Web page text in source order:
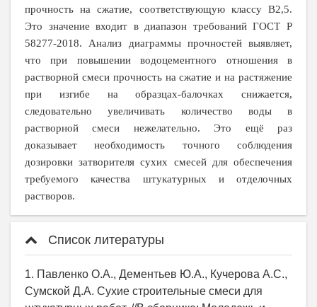
прочность на сжатие, соответствующую классу В2,5.
Это значение входит в диапазон требований ГОСТ Р
58277-2018. Анализ диаграммы прочностей выявляет,
что при повышении водоцементного отношения в
растворной смеси прочность на сжатие и на растяжение
при изгибе на образцах-балочках снижается,
следовательно увеличивать количество воды в
растворной смеси нежелательно. Это ещё раз
доказывает необходимость точного соблюдения
дозировки затворителя сухих смесей для обеспечения
требуемого качества штукатурных и отделочных
растворов.
Список литературы
1. Павленко О.А., Дементьев Ю.А., Кучерова А.С.,
Сумской Д.А. Сухие строительные смеси для